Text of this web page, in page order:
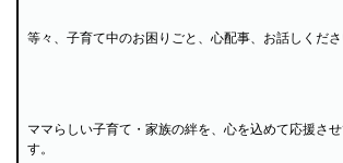
等々、子育て中のお困りごと、心配事、お話しくださ
ママらしい子育て・家族の絆を、心を込めて応援さ
す。